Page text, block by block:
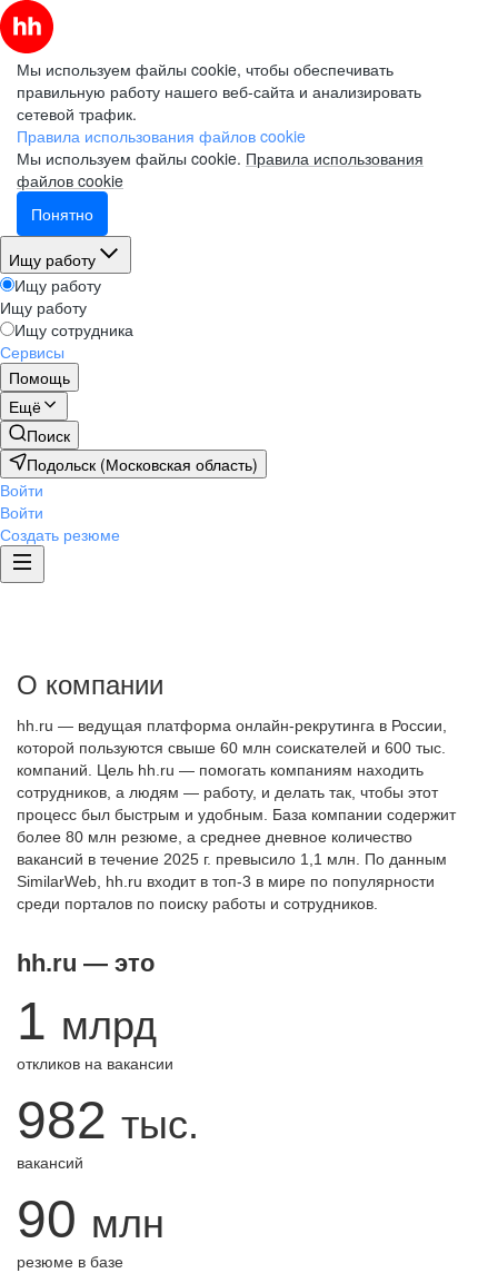
Мы используем файлы cookie, чтобы обеспечивать
правильную работу нашего веб-сайта и анализировать
сетевой трафик.
Правила использования файлов cookie
Мы используем файлы cookie. Правила использования
файлов cookie
Понятно
Ищу работу
Ищу работу
Ищу работу
Ищу сотрудника
Сервисы
Помощь
Ещё
Поиск
Подольск (Московская область)
Войти
Войти
Создать резюме
О компании
hh.ru — ведущая платформа онлайн-рекрутинга в России,
которой пользуются свыше 60 млн соискателей и 600 тыс.
компаний. Цель hh.ru — помогать компаниям находить
сотрудников, а людям — работу, и делать так, чтобы этот
процесс был быстрым и удобным. База компании содержит
более 80 млн резюме, а среднее дневное количество
вакансий в течение 2025 г. превысило 1,1 млн. По данным
SimilarWeb, hh.ru входит в топ-3 в мире по популярности
среди порталов по поиску работы и сотрудников.
hh.ru — это
1 млрд
откликов на вакансии
982 тыс.
вакансий
90 млн
резюме в базе